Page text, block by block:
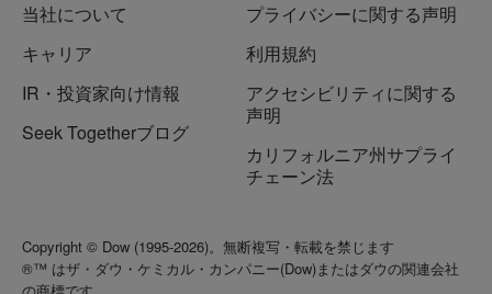
当社について
キャリア
IR・投資家向け情報
Seek Togetherブログ
プライバシーに関する声明
利用規約
アクセシビリティに関する
声明
カリフォルニア州サプライ
チェーン法
Copyright © Dow (1995-2026)。無断複写・転載を禁じます
®™ はザ・ダウ・ケミカル・カンパニー(Dow)またはダウの関連会社